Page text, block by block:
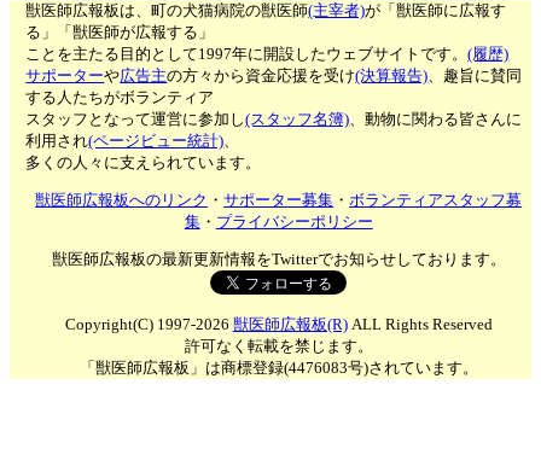
獣医師広報板は、町の犬猫病院の獣医師(主宰者)が「獣医師に広報す
る」「獣医師が広報する」
ことを主たる目的として1997年に開設したウェブサイトです。(履歴)
サポーターや広告主の方々から資金応援を受け(決算報告)、趣旨に賛同
する人たちがボランティア
スタッフとなって運営に参加し(スタッフ名簿)、動物に関わる皆さんに
利用され(ページビュー統計)、
多くの人々に支えられています。
獣医師広報板へのリンク ・サポーター募集 ・ボランティアスタッフ募
集・ プライバシーポリシー
獣医師広報板の最新更新情報をTwitterでお知らせしております。
Copyright(C) 1997-2026 獣医師広報板(R)ALL Rights Reserved
許可なく転載を禁じます。
「獣医師広報板」は商標登録(4476083号)されています。